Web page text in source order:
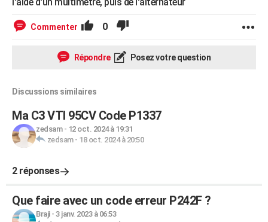
Commenter 0
Répondre Posez votre question
Discussions similaires
Ma C3 VTI 95CV Code P1337
zedsam- 12 oct. 2024 à 19:31
zedsam- 18 oct. 2024 à 20:50
2 réponses
Que faire avec un code erreur P242F ?
Braji- 3 janv. 2023 à 06:53